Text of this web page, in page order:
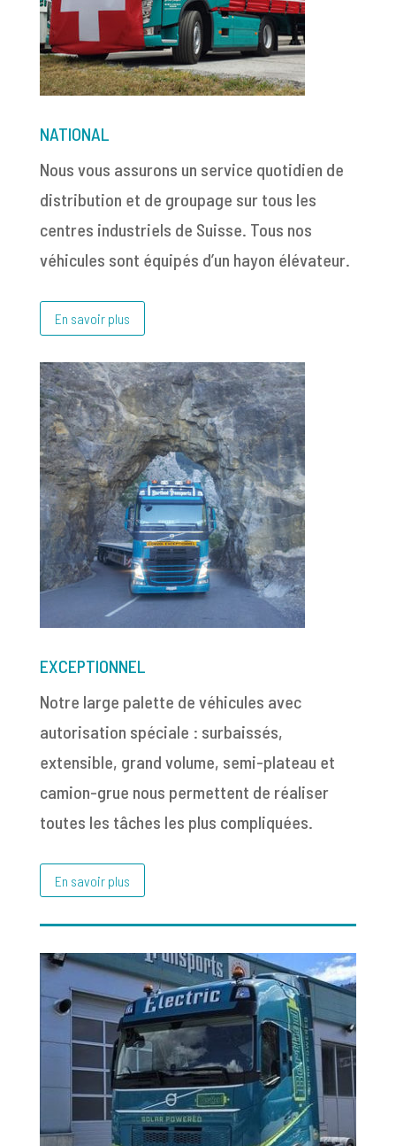
NATIONAL
Nous vous assurons un service quotidien de
distribution et de groupage sur tous les
centres industriels de Suisse. Tous nos
véhicules sont équipés d’un hayon élévateur.
En savoir plus
EXCEPTIONNEL
Notre large palette de véhicules avec
autorisation spéciale : surbaissés,
extensible, grand volume, semi-plateau et
camion-grue nous permettent de réaliser
toutes les tâches les plus compliquées.
En savoir plus